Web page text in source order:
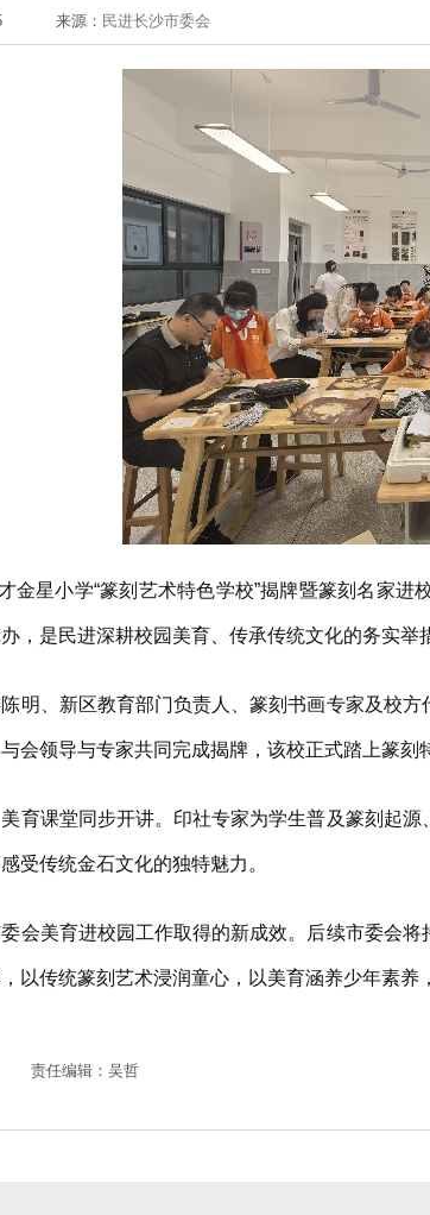
来源： 民进长沙市委会
星小学“篆刻艺术特色学校”揭牌暨篆刻名家进
，是民进深耕校园美育、传承传统文化的务实举
、新区教育部门负责人、篆刻书画专家及校方
会领导与专家共同完成揭牌，该校正式踏上篆刻
课堂同步开讲。印社专家为学生普及篆刻起源
受传统金石文化的独特魅力。
美育进校园工作取得的新成效。后续市委会将
以传统篆刻艺术浸润童心，以美育涵养少年素
责任编辑：吴哲